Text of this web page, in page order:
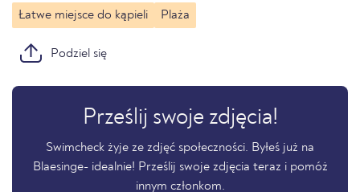
Łatwe miejsce do kąpieli Plaża
Podziel się
Prześlij swoje zdjęcia!
Swimcheck żyje ze zdjęć społeczności. Byłeś już na
Blaesinge- idealnie! Prześlij swoje zdjęcia teraz i pomóż
innym członkom.